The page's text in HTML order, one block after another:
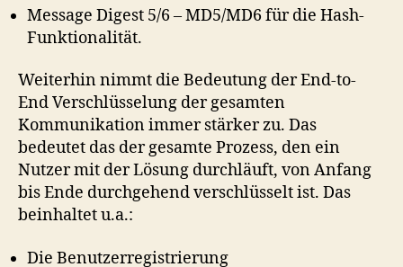
Message Digest 5/6 – MD5/MD6 für die Hash-
Funktionalität.
Weiterhin nimmt die Bedeutung der End-to-
End Verschlüsselung der gesamten
Kommunikation immer stärker zu. Das
bedeutet das der gesamte Prozess, den ein
Nutzer mit der Lösung durchläuft, von Anfang
bis Ende durchgehend verschlüsselt ist. Das
beinhaltet u.a.:
Die Benutzerregistrierung